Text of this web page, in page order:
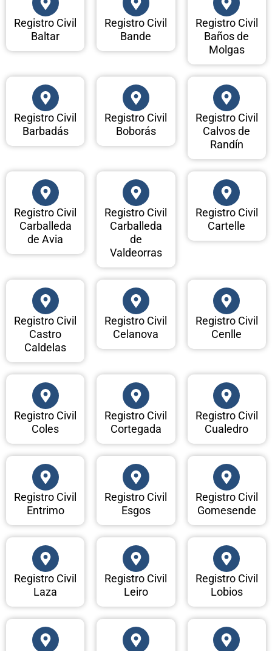
Registro Civil
Baltar
Registro Civil
Bande
Registro Civil
Baños de
Molgas
Registro Civil
Barbadás
Registro Civil
Boborás
Registro Civil
Calvos de
Randín
Registro Civil
Carballeda
de Avia
Registro Civil
Carballeda
de
Valdeorras
Registro Civil
Cartelle
Registro Civil
Castro
Caldelas
Registro Civil
Celanova
Registro Civil
Cenlle
Registro Civil
Coles
Registro Civil
Cortegada
Registro Civil
Cualedro
Registro Civil
Entrimo
Registro Civil
Esgos
Registro Civil
Gomesende
Registro Civil
Laza
Registro Civil
Leiro
Registro Civil
Lobios